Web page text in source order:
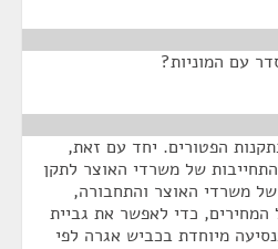
עם המוניות?
הפטורים. יחד עם זאת,
של משרדי האוצר לתקן
משרדי האוצר והתחבורה,
המחירים, כדי לאפשר את גביית
מיוחדת בכביש אגרה לפי